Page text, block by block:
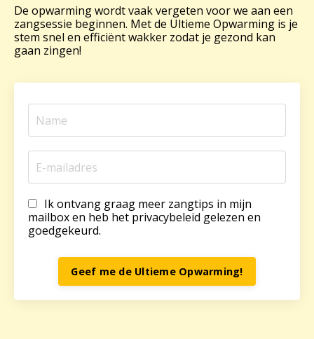
De opwarming wordt vaak vergeten voor we aan een
zangsessie beginnen. Met de Ultieme Opwarming is je
stem snel en efficiënt wakker zodat je gezond kan
gaan zingen!
Ik ontvang graag meer zangtips in mijn
mailbox en heb het privacybeleid gelezen en
goedgekeurd.
Geef me de Ultieme Opwarming!